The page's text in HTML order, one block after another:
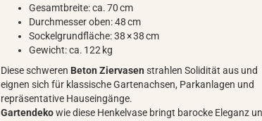
Gesamtbreite: ca. 70 cm
Durchmesser oben: 48 cm
Sockelgrundfläche: 38 × 38 cm
Gewicht: ca. 122 kg
Diese schweren Beton Ziervasen strahlen Solidität aus und
eignen sich für klassische Gartenachsen, Parkanlagen und
repräsentative Hauseingänge.
Gartendekowie diese Henkelvase bringt barocke Eleganz